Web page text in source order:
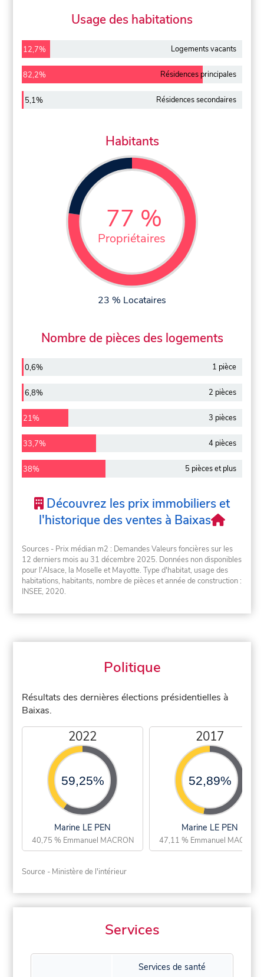
Usage des habitations
12,7% Logements vacants
82,2% Résidences principales
5,1% Résidences secondaires
Habitants
77 %
Propriétaires
23 % Locataires
Nombre de pièces des logements
0,6% 1 pièce
6,8% 2 pièces
21% 3 pièces
33,7% 4 pièces
38% 5 pièces et plus
Découvrez les prix immobiliers et
l'historique des ventes à Baixas
Sources - Prix médian m2 : Demandes Valeurs foncières sur les
12 derniers mois au 31 décembre 2025. Données non disponibles
pour l'Alsace, la Moselle et Mayotte. Type d'habitat, usage des
habitations, habitants, nombre de pièces et année de construction :
INSEE, 2020.
Politique
Résultats des dernières élections présidentielles à
Baixas.
2022
59,25%
Marine LE PEN
40,75 % Emmanuel MACRON
2017
52,89%
Marine LE PEN
47,11 % Emmanuel MACRON
Source - Ministère de l'intérieur
Services
Services de santé